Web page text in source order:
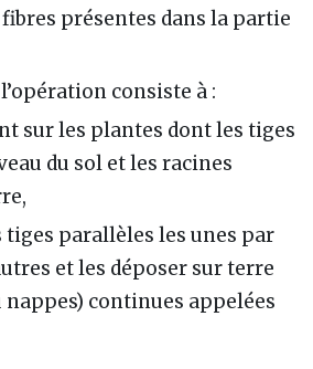
présentes dans la partie
consiste à :
sur les plantes dont les tiges
du sol et les racines
parallèles les unes par
et les déposer sur terre
nappes) continues appelées